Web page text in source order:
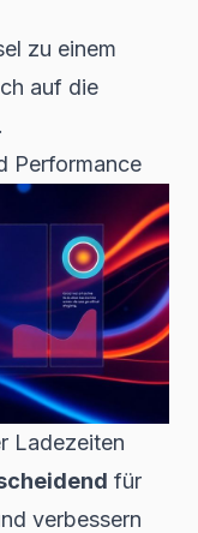
zu einem
auf die
Performance
Ladezeiten
für
verbessern